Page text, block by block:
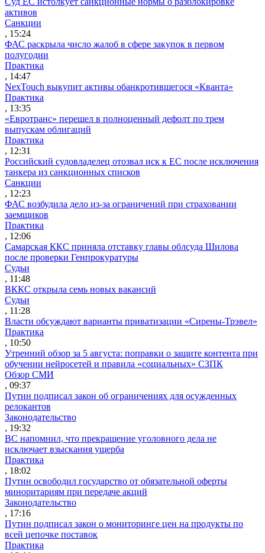
активов
Санкции
, 15:24
ФАС раскрыла число жалоб в сфере закупок в первом
полугодии
Практика
, 14:47
NexTouch выкупит активы обанкротившегося «Кванта»
Практика
, 13:35
«Евротранс» перешел в полноценный дефолт по трем
выпускам облигаций
Практика
, 12:31
Российский судовладелец отозвал иск к ЕС после исключения
танкера из санкционных списков
Санкции
, 12:23
ФАС возбудила дело из-за ограничений при страховании
заемщиков
Практика
, 12:06
Самарская ККС приняла отставку главы облсуда Шилова
после проверки Генпрокуратуры
Судьи
, 11:48
ВККС открыла семь новых вакансий
Судьи
, 11:28
Власти обсуждают варианты приватизации «Сирены-Трэвел»
Практика
, 10:50
Утренний обзор за 5 августа: поправки о защите контента при
обучении нейросетей и правила «социальных» СЗПК
Обзор СМИ
, 09:37
Путин подписал закон об ограничениях для осужденных
релокантов
Законодательство
, 19:32
ВС напомнил, что прекращение уголовного дела не
исключает взыскания ущерба
Практика
, 18:02
Путин освободил государство от обязательной оферты
миноритариям при передаче акций
Законодательство
, 17:16
Путин подписал закон о мониторинге цен на продукты по
всей цепочке поставок
Практика